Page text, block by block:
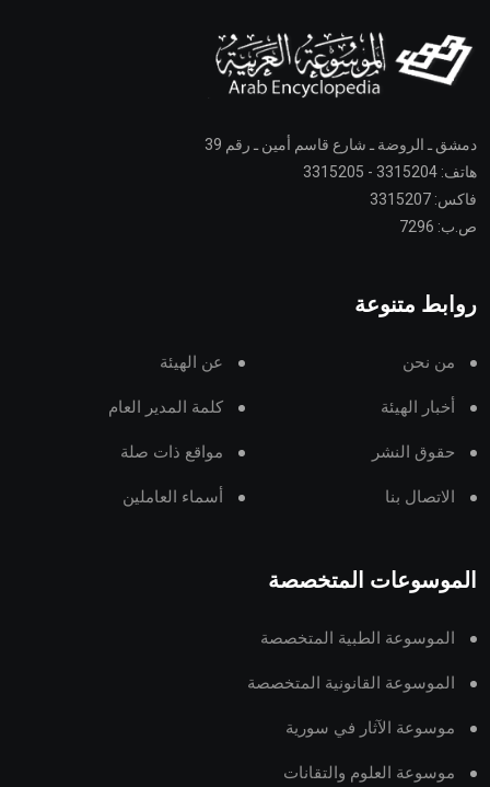
دمشق ـ الروضة ـ شارع قاسم أمين ـ رقم 39
هاتف: 3315204 - 3315205
فاكس: 3315207
ص.ب: 7296
روابط متنوعة
من نحن عن الهيئة
أخبار الهيئة كلمة المدير العام
حقوق النشر مواقع ذات صلة
الاتصال بنا أسماء العاملين
الموسوعات المتخصصة
الموسوعة الطبية المتخصصة
الموسوعة القانونية المتخصصة
موسوعة الآثار في سورية
موسوعة العلوم والتقانات